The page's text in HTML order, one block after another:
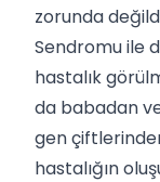
zorunda
Sendromu ile
hastalık
da babadan
gen
hastalığın